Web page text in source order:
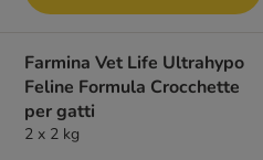
Farmina Vet Life Ultrahypo
Feline Formula Crocchette
per gatti
2 x 2 kg